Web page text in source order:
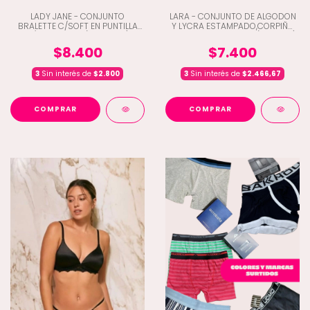
LADY JANE - CONJUNTO
BRALETTE C/SOFT EN PUNTILLA
$8.400
3 Sin interés de $2.800
COMPRAR
LARA - CONJUNTO DE ALGODON
Y LYCRA ESTAMPADO,CORPIÑO
$7.400
3 Sin interés de $2.466,67
COMPRAR